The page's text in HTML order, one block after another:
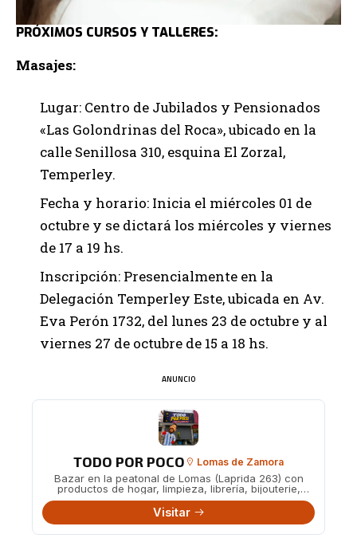
PRÓXIMOS CURSOS Y TALLERES:
Masajes:
Lugar: Centro de Jubilados y Pensionados
«Las Golondrinas del Roca», ubicado en la
calle Senillosa 310, esquina El Zorzal,
Temperley.
Fecha y horario: Inicia el miércoles 01 de
octubre y se dictará los miércoles y viernes
de 17 a 19 hs.
Inscripción: Presencialmente en la
Delegación Temperley Este, ubicada en Av.
Eva Perón 1732, del lunes 23 de octubre y al
viernes 27 de octubre de 15 a 18 hs.
ANUNCIO
TODO POR POCO Lomas de Zamora
Bazar en la peatonal de Lomas (Laprida 263) con
productos de hogar, limpieza, librería, bijouterie,
juguetes y más a precios accesibles.
Visitar